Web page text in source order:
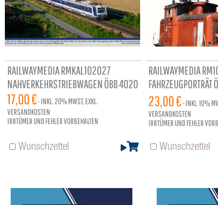
RAILWAYMEDIA RMKAL102027
NAHVERKEHRSTRIEBWAGEN ÖBB 4020
17,00 €- INKL. 20% MWST, EXKL.
VERSANDKOSTEN
IRRTÜMER UND FEHLER VORBEHALTEN
Wunschzettel
RAILWAYMEDIA
96 SEITEN
23,00 €- INKL.10%
VERSANDKOSTEN
IRRTÜMER UND FEHLER
Wunschzettel